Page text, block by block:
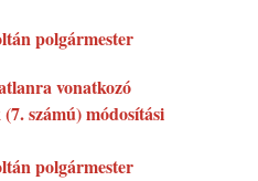
polgármester
vonatkozó
számú) módosítási
polgármester